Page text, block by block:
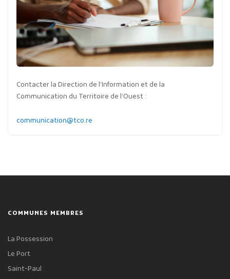
Contacter la Direction de l’Information et de la
Communication du Territoire de l’Ouest :
communication@tco.re
COMMUNES MEMBRES
La Possession
Le Port
Saint-Paul